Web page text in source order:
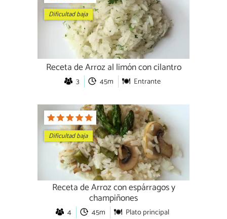
Dificultad baja
Receta de Arroz al limón con cilantro
3 45m Entrante
Dificultad baja
Receta de Arroz con espárragos y
champiñones
4 45m Plato principal